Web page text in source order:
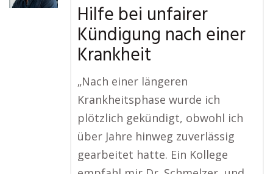
Hilfe bei unfairer
Kündigung nach einer
Krankheit
„Nach einer längeren
Krankheitsphase wurde ich
plötzlich gekündigt, obwohl ich
über Jahre hinweg zuverlässig
gearbeitet hatte. Ein Kollege